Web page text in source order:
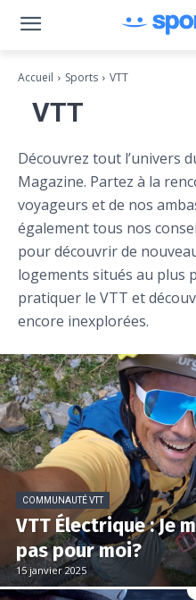
Accueil Sports VTT
VTT
Découvrez tout l’univers
Magazine. Partez à la
voyageurs et de nos
également tous nos
pour découvrir de
logements situés au plus
pratiquer le VTT et
encore inexplorées.
COMMUNAUTÉ VTT
VTT Électrique : Je
pas pour moi?
15 janvier 2025